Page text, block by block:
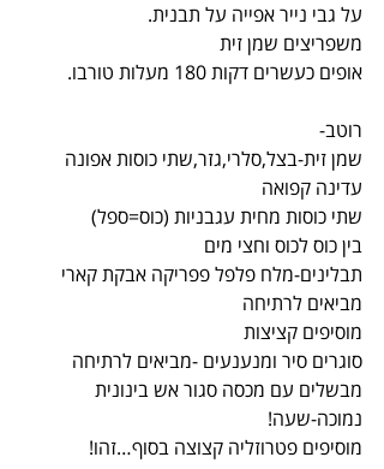
על גבי נייר אפייה על תבנית.
משפריצים שמן זית
אופים כעשרים דקות 180 מעלות טורבו.
רוטב-
שמן זית-בצל,סלרי,גזר,שתי כוסות אפונה
עדינה קפואה
שתי כוסות מחית עגבניות (כוס=ספל)
בין כוס לכוס וחצי מים
תבלינים-מלח פלפל פפריקה אבקת קארי
מביאים לרתיחה
מוסיפים קציצות
סוגרים סיר ומנענעים -מביאים לרתיחה
מבשלים עם מכסה סגור אש בינונית
נמוכה-שעה!
מוסיפים פטרוזליה קצוצה בסוף…זהו!